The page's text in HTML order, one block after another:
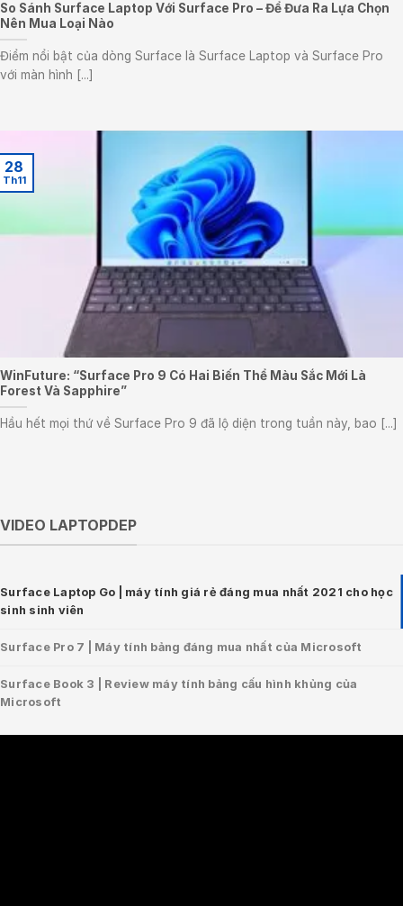
So Sánh Surface Laptop Với Surface Pro – Để Đưa Ra Lựa Chọn
Nên Mua Loại Nào
Điểm nổi bật của dòng Surface là Surface Laptop và Surface Pro
với màn hình [...]
WinFuture: “Surface Pro 9 Có Hai Biến Thể Màu Sắc Mới Là
Forest Và Sapphire”
Hầu hết mọi thứ về Surface Pro 9 đã lộ diện trong tuần này, bao [...]
28
Th11
VIDEO LAPTOPDEP
Surface Laptop Go | máy tính giá rẻ đáng mua nhất 2021 cho học
sinh sinh viên
Surface Pro 7 | Máy tính bảng đáng mua nhất của Microsoft
Surface Book 3 | Review máy tính bảng cấu hình khủng của
Microsoft